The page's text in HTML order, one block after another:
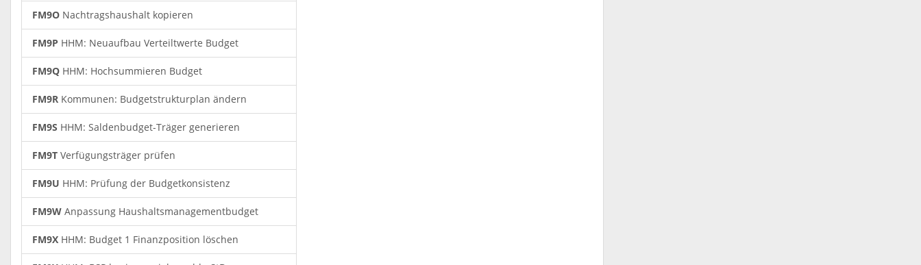
FM9O Nachtragshaushalt kopieren
FM9P HHM: Neuaufbau Verteiltwerte Budget
FM9Q HHM: Hochsummieren Budget
FM9R Kommunen: Budgetstrukturplan ändern
FM9S HHM: Saldenbudget-Träger generieren
FM9T Verfügungsträger prüfen
FM9U HHM: Prüfung der Budgetkonsistenz
FM9W Anpassung Haushaltsmanagementbudget
FM9X HHM: Budget 1 Finanzposition löschen